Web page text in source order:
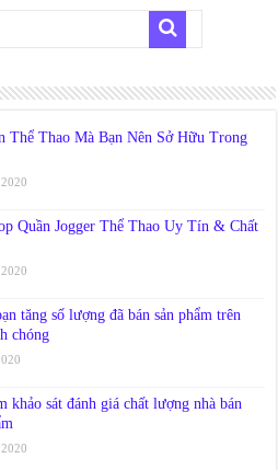
Thể Thao Mà Bạn Nên Sở Hữu Trong
Quần Jogger Thể Thao Uy Tín & Chất
tăng số lượng đã bán sản phẩm trên
chóng
khảo sát đánh giá chất lượng nhà bán